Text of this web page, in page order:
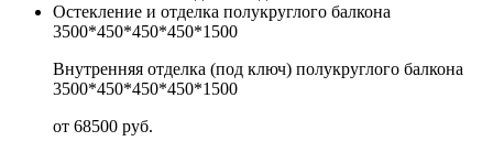
Остекление и отделка полукруглого балкона
3500*450*450*450*1500
Внутренняя отделка (под ключ) полукруглого балкона
3500*450*450*450*1500
от 68500 руб.